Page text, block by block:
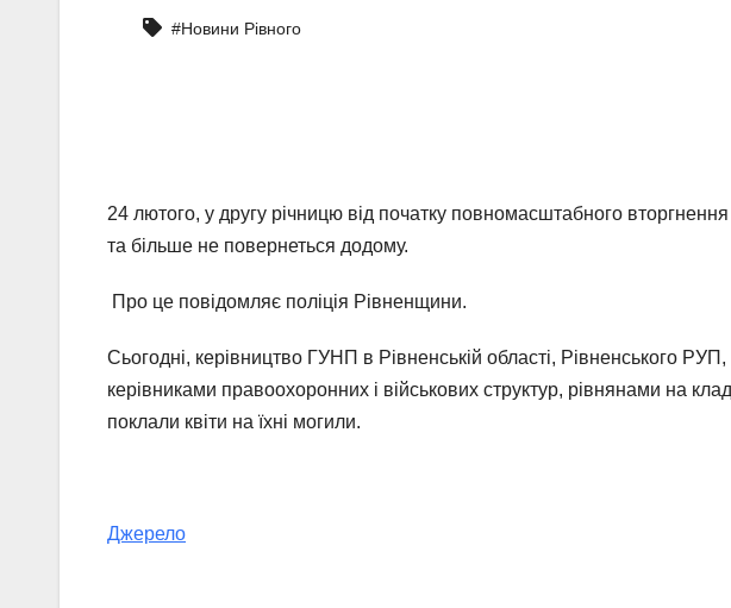
#Новини Рівного
24 лютого, у другу річницю від початку повномасштабного
та більше не повернеться додому.
Про це повідомляє поліція Рівненщини.
Сьогодні, керівництво ГУНП в Рівненській області, Рівненського
керівниками правоохоронних і військових структур, рівнянами на
поклали квіти на їхні могили.
Джерело